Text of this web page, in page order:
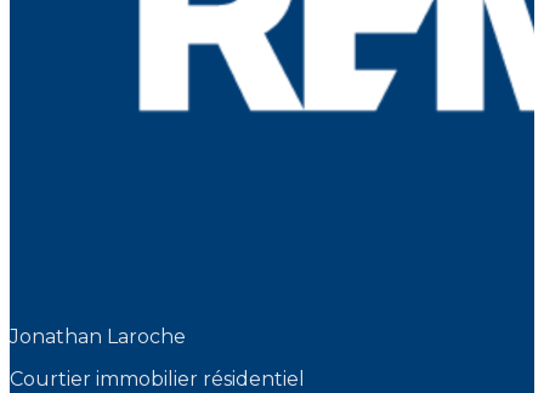
Jonathan Laroche
Courtier immobilier résidentiel